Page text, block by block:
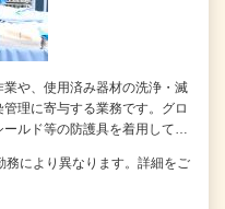
や、使用済み器材の洗浄・滅
理に寄与する業務です。グロ
ールド等の防護具を着用して…
により異なります。詳細をご